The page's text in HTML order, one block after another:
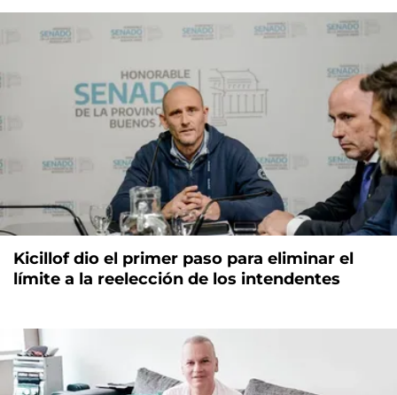
Kicillof dio el primer paso para eliminar el
límite a la reelección de los intendentes